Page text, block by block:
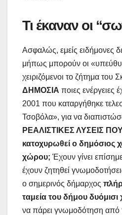
Τι έκαναν οι
Ασφαλώς, εμείς ειδήμονες
μήπως μπορούν οι
χειριζόμενοι το ζήτημα του
ΔΗΜΟΣΙΑ ποιες ενέργειες
2001 που καταργήθηκε
Τσοβόλα», για να
ΡΕΑΛΙΣΤΙΚΕΣ ΛΥΣΕΙΣ
κατοχυρωθεί ο δημόσιος
χώρου; Έχουν γίνει
έχουν ζητηθεί
ο σημερινός δήμαρχος
ταμεία του δήμου δυόμισι
να πάρει γνωμοδότηση από